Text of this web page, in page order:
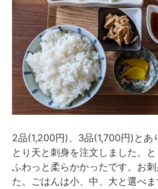
2品(1,200円)、3品(1,700円)とあ
とり天と刺身を注文しました。
ふわっと柔らかかったです。お
た。ごはんは小、中、大と選べ